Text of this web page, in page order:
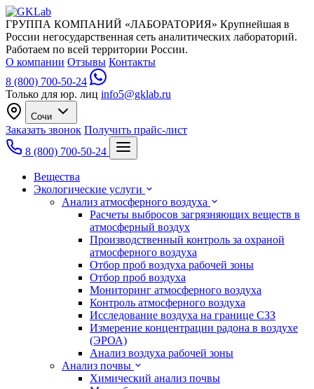
ГРУППА КОМПАНИЙ «ЛАБОРАТОРИЯ» Крупнейшая в
России негосударственная сеть аналитических лабораторий.
Работаем по всей территории России.
О компании Отзывы Контакты
8 (800) 700-50-24
Только для юр. лиц info5@gklab.ru
Сочи
Заказать звонок Получить прайс-лист
8 (800) 700-50-24
Вещества
Экологические услуги
Анализ атмосферного воздуха
Расчеты выбросов загрязняющих веществ в
атмосферный воздух
Производственный контроль за охраной
атмосферного воздуха
Отбор проб воздуха рабочей зоны
Отбор проб воздуха
Мониторинг атмосферного воздуха
Контроль атмосферного воздуха
Исследование воздуха на границе СЗЗ
Измерение концентрации радона в воздухе
(ЭРОА)
Анализ воздуха рабочей зоны
Анализ почвы
Химический анализ почвы